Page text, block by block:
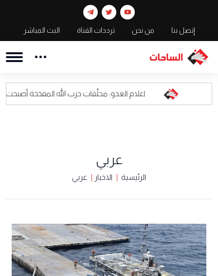
إتصل بنا من نحن ترددات القناة البث المباشر
اعلام العدو: محلّقات حزب الله المفخخة أصبحت كابوسا للقيادة
عربي
الرئيسية الاخبار عربي